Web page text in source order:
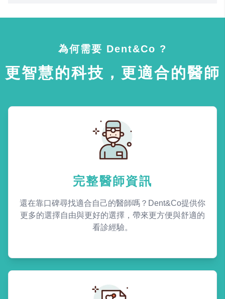
為何需要 Dent&Co ?
更智慧的科技，更適合的醫師
完整醫師資訊
還在靠口碑尋找適合自己的醫師嗎？Dent&Co提供你
更多的選擇自由與更好的選擇，帶來更方便與舒適的
看診經驗。